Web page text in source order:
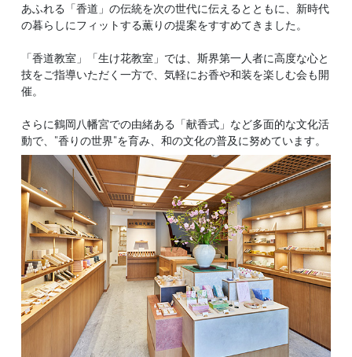
あふれる「香道」の伝統を次の世代に伝えるとともに、新時代
の暮らしにフィットする薫りの提案をすすめてきました。
「香道教室」「生け花教室」では、斯界第一人者に高度な心と
技をご指導いただく一方で、気軽にお香や和装を楽しむ会も開
催。
さらに鶴岡八幡宮での由緒ある「献香式」など多面的な文化活
動で、"香りの世界"を育み、和の文化の普及に努めています。